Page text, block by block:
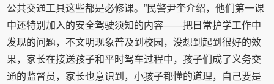
公共交通工具这些都是必修课。”民警尹奎介绍，他们第一课
中还特别加入的安全驾驶须知的内容——把日常护学工作中
发现的问题，不文明现象普及到校园，没想到起到很好的效
果，家长在接送孩子和平时驾车过程中，孩子们成了义务交
通的监督员，家长也意识到，小孩子都懂的道理，自己要是